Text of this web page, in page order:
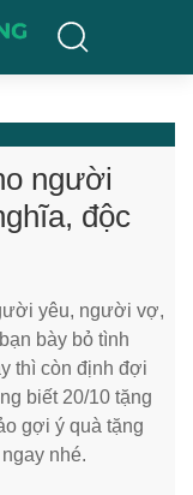
người
độc
yêu, người vợ,
bày bỏ tình
thì còn định đợi
biết 20/10 tặng
gợi ý quà tặng
nhé.